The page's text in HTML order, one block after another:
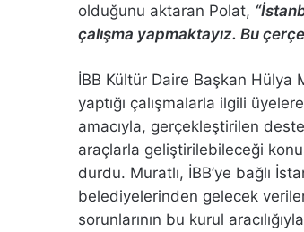
olduğunu aktaran Polat,
çalışma yapmaktayız. Bu
İBB Kültür Daire Başkan Hülya
yaptığı çalışmalarla ilgili
amacıyla, gerçekleştirilen
araçlarla geliştirilebileceği
durdu. Muratlı, İBB’ye bağlı
belediyelerinden gelecek
sorunlarının bu kurul